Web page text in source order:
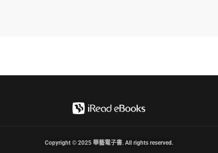
Copyright © 2025 華藝電子書. All rights reserved.